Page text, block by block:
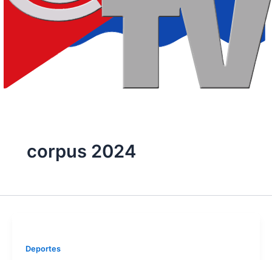
corpus 2024
Deportes